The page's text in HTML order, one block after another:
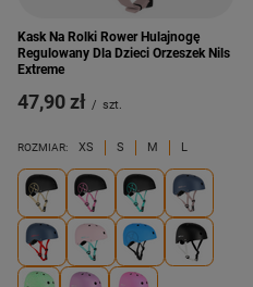
Kask Na Rolki Rower Hulajnogę
Regulowany Dla Dzieci Orzeszek Nils
Extreme
47,90 zł / szt.
ROZMIAR: XS S M L